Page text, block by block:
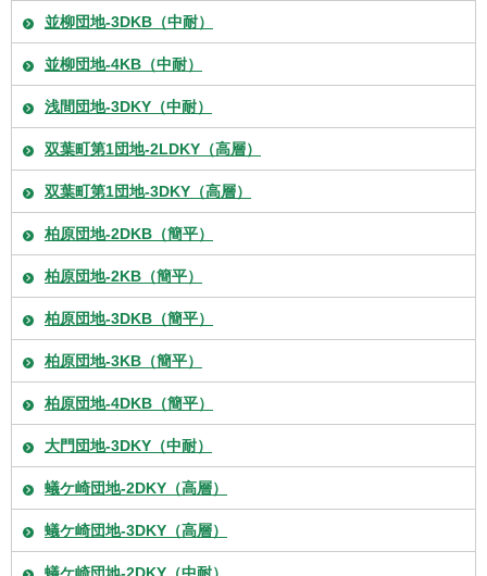
並柳団地-3DKB（中耐）
並柳団地-4KB（中耐）
浅間団地-3DKY（中耐）
双葉町第1団地-2LDKY（高層）
双葉町第1団地-3DKY（高層）
柏原団地-2DKB（簡平）
柏原団地-2KB（簡平）
柏原団地-3DKB（簡平）
柏原団地-3KB（簡平）
柏原団地-4DKB（簡平）
大門団地-3DKY（中耐）
蟻ケ崎団地-2DKY（高層）
蟻ケ崎団地-3DKY（高層）